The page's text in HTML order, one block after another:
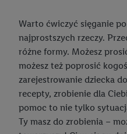
Warto ćwiczyć sięganie
najprostszych rzeczy.
różne formy. Możesz
możesz też poprosić
zarejestrowanie dziecka
recepty, zrobienie dla
pomoc to nie tylko
Ty masz do zrobienia –
następnie wykorzystać w
identyfikator Utiq SA/NV
w usługach świadczonych
mu spersonalizowane
partnerów wymienionych
współadministratorzy
w postaci zahashowanej.